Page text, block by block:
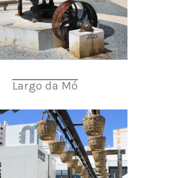
Largo da Mó